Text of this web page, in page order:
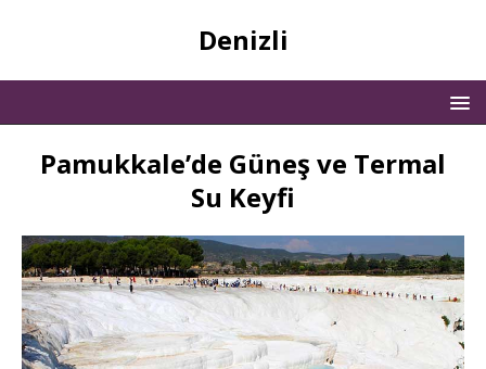
Denizli
Pamukkale’de Güneş ve Termal
Su Keyfi